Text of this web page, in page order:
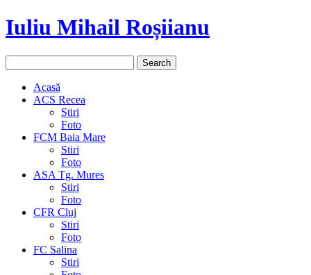
Iuliu Mihail Roșiianu
Acasă
ACS Recea
Stiri
Foto
FCM Baia Mare
Stiri
Foto
ASA Tg. Mures
Stiri
Foto
CFR Cluj
Stiri
Foto
FC Salina
Stiri